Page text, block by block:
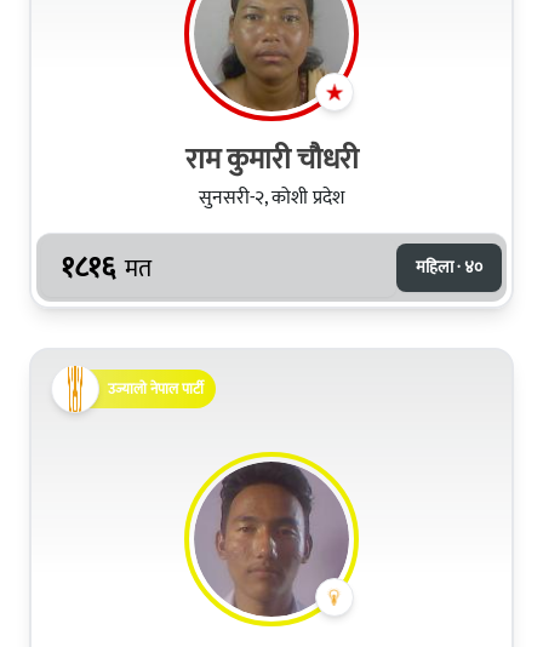
राम कुमारी चौधरी
सुनसरी-२, कोशी प्रदेश
१८१६ मत महिला · ४०
उज्यालो नेपाल पार्टी